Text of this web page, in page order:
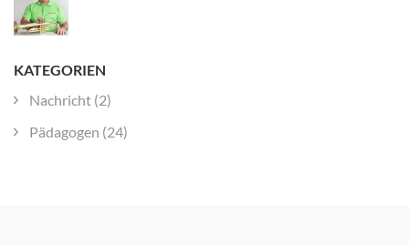
KATEGORIEN
Nachricht (2)
Pädagogen (24)